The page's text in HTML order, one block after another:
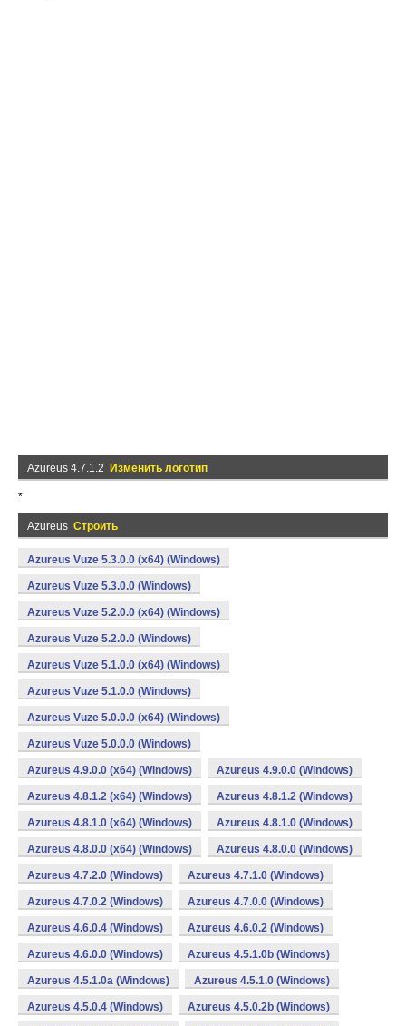
Azureus 4.7.1.2 Изменить логотип
*
Azureus Строить
Azureus Vuze 5.3.0.0 (x64) (Windows)
Azureus Vuze 5.3.0.0 (Windows)
Azureus Vuze 5.2.0.0 (x64) (Windows)
Azureus Vuze 5.2.0.0 (Windows)
Azureus Vuze 5.1.0.0 (x64) (Windows)
Azureus Vuze 5.1.0.0 (Windows)
Azureus Vuze 5.0.0.0 (x64) (Windows)
Azureus Vuze 5.0.0.0 (Windows)
Azureus 4.9.0.0 (x64) (Windows) Azureus 4.9.0.0 (Windows)
Azureus 4.8.1.2 (x64) (Windows) Azureus 4.8.1.2 (Windows)
Azureus 4.8.1.0 (x64) (Windows) Azureus 4.8.1.0 (Windows)
Azureus 4.8.0.0 (x64) (Windows) Azureus 4.8.0.0 (Windows)
Azureus 4.7.2.0 (Windows) Azureus 4.7.1.0 (Windows)
Azureus 4.7.0.2 (Windows) Azureus 4.7.0.0 (Windows)
Azureus 4.6.0.4 (Windows) Azureus 4.6.0.2 (Windows)
Azureus 4.6.0.0 (Windows) Azureus 4.5.1.0b (Windows)
Azureus 4.5.1.0a (Windows) Azureus 4.5.1.0 (Windows)
Azureus 4.5.0.4 (Windows) Azureus 4.5.0.2b (Windows)